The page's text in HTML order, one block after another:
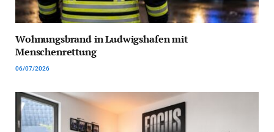
Wohnungsbrand in Ludwigshafen mit
Menschenrettung
06/07/2026